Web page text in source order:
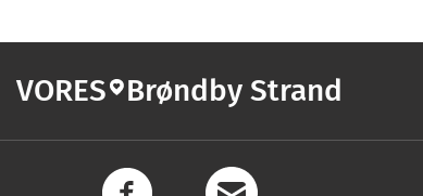
VORES Brøndby Strand